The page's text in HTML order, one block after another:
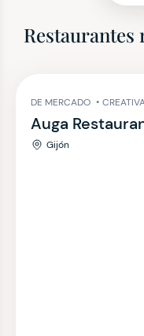
Restaurantes
DE MERCADO •
Auga
Gijón